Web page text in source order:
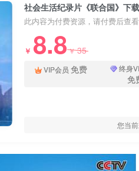
社会生活纪录片《联合国》下载
此内容为付费资源，请付费后查看
￥ 8.8￥35
VIP会员 免费 终身
免
您当